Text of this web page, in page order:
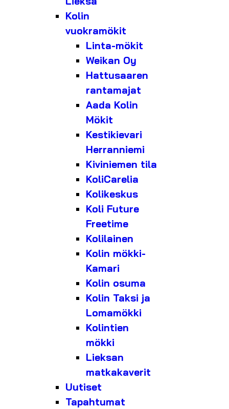
Kolin
vuokramökit
Linta-mökit
Weikan Oy
Hattusaaren
rantamajat
Aada Kolin
Mökit
Kestikievari
Herranniemi
Kiviniemen tila
KoliCarelia
Kolikeskus
Koli Future
Freetime
Kolilainen
Kolin mökki-
Kamari
Kolin osuma
Kolin Taksi ja
Lomamökki
Kolintien
mökki
Lieksan
matkakaverit
Uutiset
Tapahtumat